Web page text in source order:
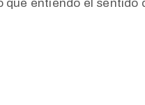
que entiendo el sentido